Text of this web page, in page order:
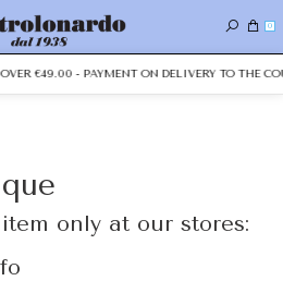
0
€49.00 - PAYMENT ON DELIVERY TO THE
only at our stores: